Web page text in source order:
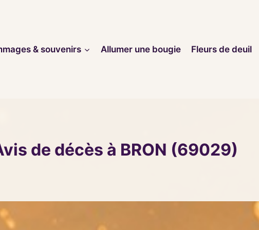
& souvenirs
Allumer une bougie Fleurs de deuil
de décès à BRON (69029)